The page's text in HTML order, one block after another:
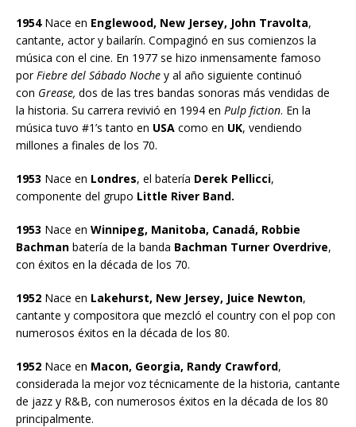
1954Nace en Englewood, New Jersey, John Travolta,
cantante, actor y bailarín. Compaginó en sus comienzos la
música con el cine. En 1977 se hizo inmensamente famoso
por Fiebre del Sábado Noche y al año siguiente continuó
con Grease, dos de las tres bandas sonoras más vendidas de
la historia. Su carrera revivió en 1994 en Pulp fiction. En la
música tuvo #1’s tanto en USA como en UK, vendiendo
millones a finales de los 70.
1953 Nace en Londres, el batería Derek Pellicci,
componente del grupo Little River Band.
1953 Nace en Winnipeg, Manitoba, Canadá, Robbie
Bachman batería de la banda Bachman Turner Overdrive,
con éxitos en la década de los 70.
1952 Nace en Lakehurst, New Jersey, Juice Newton,
cantante y compositora que mezcló el country con el pop con
numerosos éxitos en la década de los 80.
1952 Nace en Macon, Georgia, Randy Crawford,
considerada la mejor voz técnicamente de la historia, cantante
de jazz y R&B, con numerosos éxitos en la década de los 80
principalmente.